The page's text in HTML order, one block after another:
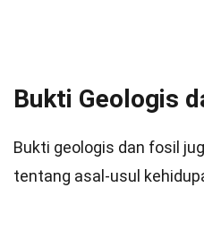
Bukti Geologis
Bukti geologis dan fosil
tentang asal-usul